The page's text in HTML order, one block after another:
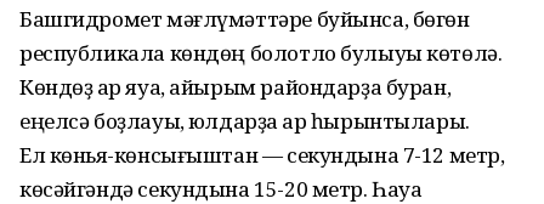
Башгидромет мәғлүмәттәре буйынса, бөгөн
республикала көндөң болотло булыуы көтөлә.
Көндөҙ ҡар яуа, айырым райондарҙа буран,
еңелсә боҙлауыҡ, юлдарҙа ҡар һырынтылары.
Ел көньяҡ-көнсығыштан — секундына 7-12 метр,
көсәйгәндә секундына 15-20 метр. Һауа